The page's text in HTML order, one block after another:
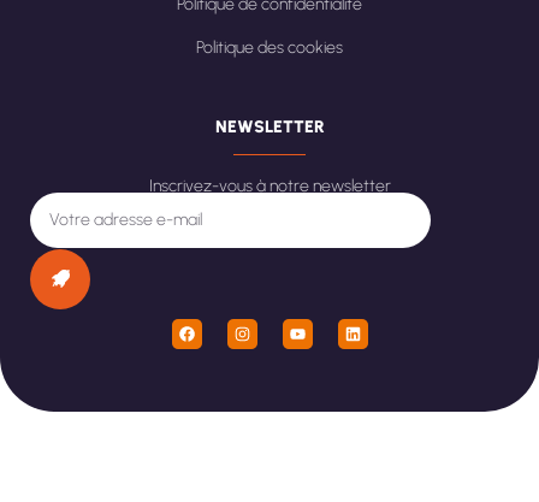
Politique des cookies
NEWSLETTER
Inscrivez-vous à notre newsletter